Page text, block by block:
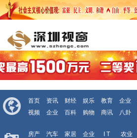
首页 资讯 财经 娱乐 教育 企业
视频
企业 百科 购物 商讯 八卦
房产 汽车 家居 企业 I T 农业